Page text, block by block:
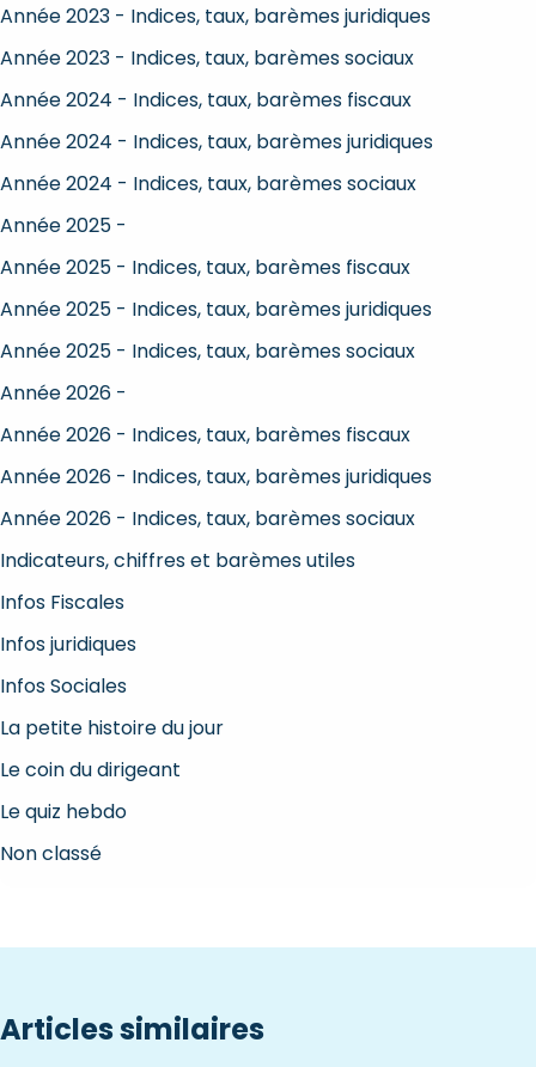
Année 2023 - Indices, taux, barèmes juridiques
Année 2023 - Indices, taux, barèmes sociaux
Année 2024 - Indices, taux, barèmes fiscaux
Année 2024 - Indices, taux, barèmes juridiques
Année 2024 - Indices, taux, barèmes sociaux
Année 2025 -
Année 2025 - Indices, taux, barèmes fiscaux
Année 2025 - Indices, taux, barèmes juridiques
Année 2025 - Indices, taux, barèmes sociaux
Année 2026 -
Année 2026 - Indices, taux, barèmes fiscaux
Année 2026 - Indices, taux, barèmes juridiques
Année 2026 - Indices, taux, barèmes sociaux
Indicateurs, chiffres et barèmes utiles
Infos Fiscales
Infos juridiques
Infos Sociales
La petite histoire du jour
Le coin du dirigeant
Le quiz hebdo
Non classé
Articles similaires